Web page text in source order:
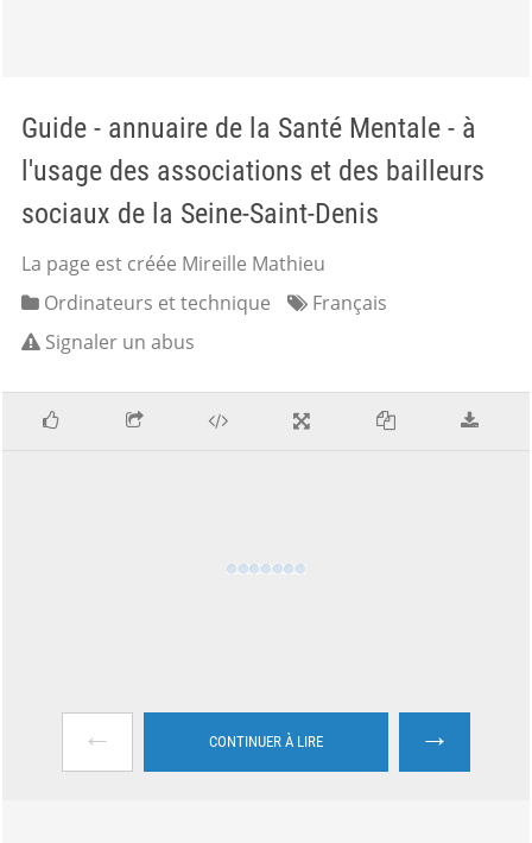
Guide - annuaire de la Santé Mentale - à
l'usage des associations et des bailleurs
sociaux de la Seine-Saint-Denis
La page est créée Mireille Mathieu
Ordinateurs et technique
Français
Signaler un abus
← CONTINUER À LIRE →